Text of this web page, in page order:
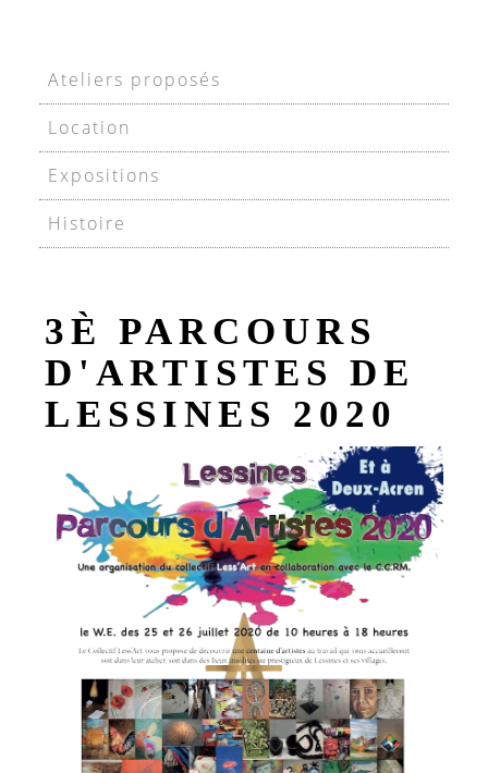
Ateliers proposés
Location
Expositions
Histoire
3È PARCOURS
D'ARTISTES DE
LESSINES 2020